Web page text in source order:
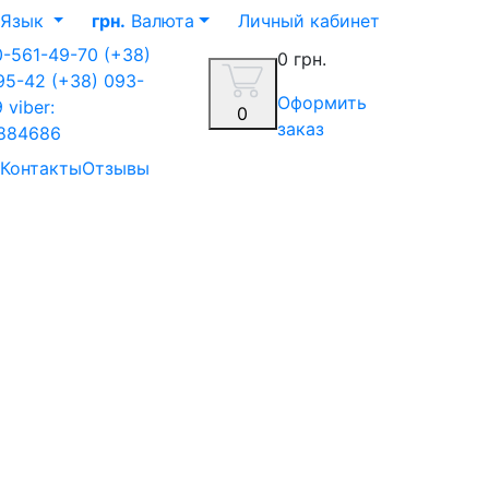
Язык грн. Валюта
Личный кабинет
561-49-70 (+38)
42 (+38) 093-
viber:
0
0 грн.
Оформить
заказ
КонтактыОтзывы